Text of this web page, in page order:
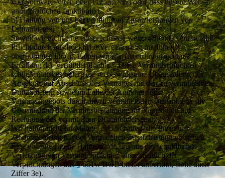
von Software-Viren oder Fehlern sind oder dass unsere Website
ununterbrochen funktioniert.
b) Haftung von uns bei vermittelten Zusatzleistungen von
Drittanbietern
Soweit wir nicht eine entsprechende weitergehende vertragliche
Pflicht durch ausdrückliche Vereinbarung mit Ihnen
übernommen haben, haften wir nur für ordnungsgemäße
Erfüllung der Vermittlerpflichten. Diese Vermittlerpflichten
schließen insbesondere die rechtswirksame Übermittlung des
Angebots auf Abschluss des Vertrages mit den zu vermittelnden
Drittanbietern sowie im Falle der Annahme des
Vertragsangebots durch die zu vermittelnden Drittanbieter die
Übermittlung der Vertragsbestätigung im Namen und auf
Rechnung des vermittelten Drittanbieters, ein.
Wir haften nicht für Mängel und Schäden, die Ihnen im
Zusammenhang mit der vermittelten Zusatzleistung entstehen.
Eine etwaige eigene Haftung von uns aus der schuldhaften
Verletzung von Vermittlerpflichten einschließlich der
Verpflichtungen aus § 651w BGB bleibt unberührt, siehe auch
Ziffer 3e).